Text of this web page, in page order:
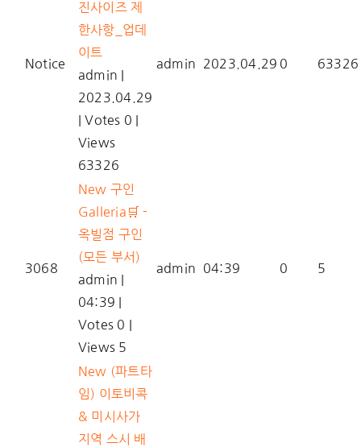
Notice
진사이즈 제
한사항_업데
이트
admin
2023.04.29
Votes 0
Views
63326
admin 2023.04.29 0 63326
3068
New 구인
Galleria🛒 -
옥빌점 구인
(모든 부서)
admin
04:39
Votes 0
Views 5
admin 04:39 0 5
New (파트타
임) 이토비콕
& 미시사가
지역 스시 배